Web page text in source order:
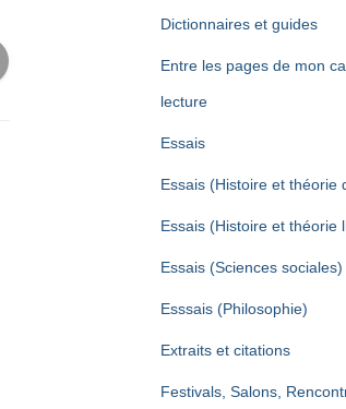
Dictionnaires et guides
Entre les pages de mon
lecture
Essais
Essais (Histoire et théorie
Essais (Histoire et théorie
Essais (Sciences sociales)
Esssais (Philosophie)
Extraits et citations
Festivals, Salons,